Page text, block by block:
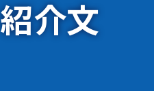
紹介文